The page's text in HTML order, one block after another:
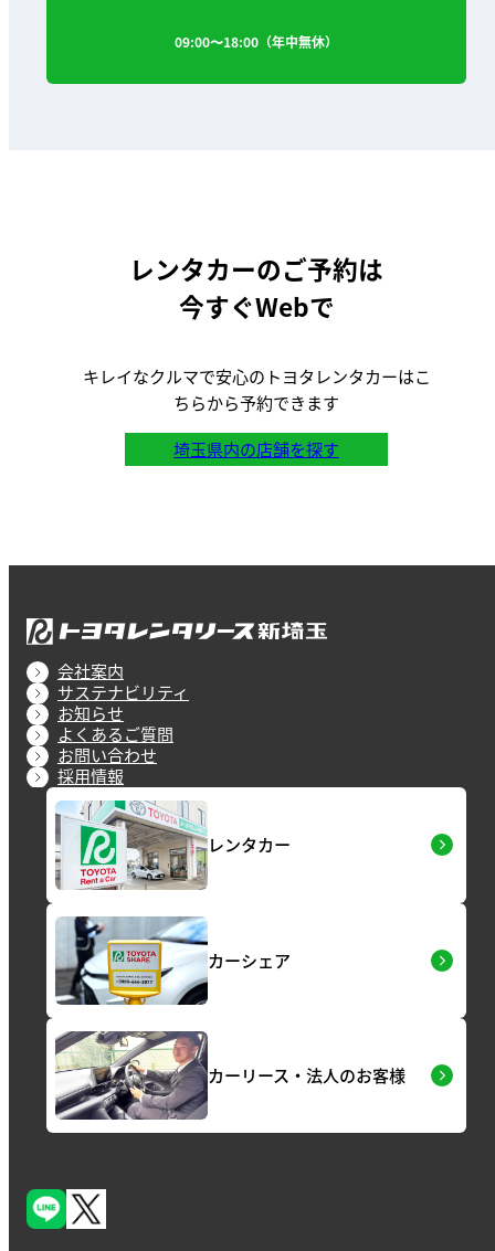
09:00〜18:00（年中無休）
レンタカーのご予約は
今すぐWebで
キレイなクルマで安心のトヨタレンタカーはこ
ちらから予約できます
埼玉県内の店舗を探す
会社案内
サステナビリティ
お知らせ
よくあるご質問
お問い合わせ
採用情報
レンタカー
カーシェア
カーリース・法人のお客様